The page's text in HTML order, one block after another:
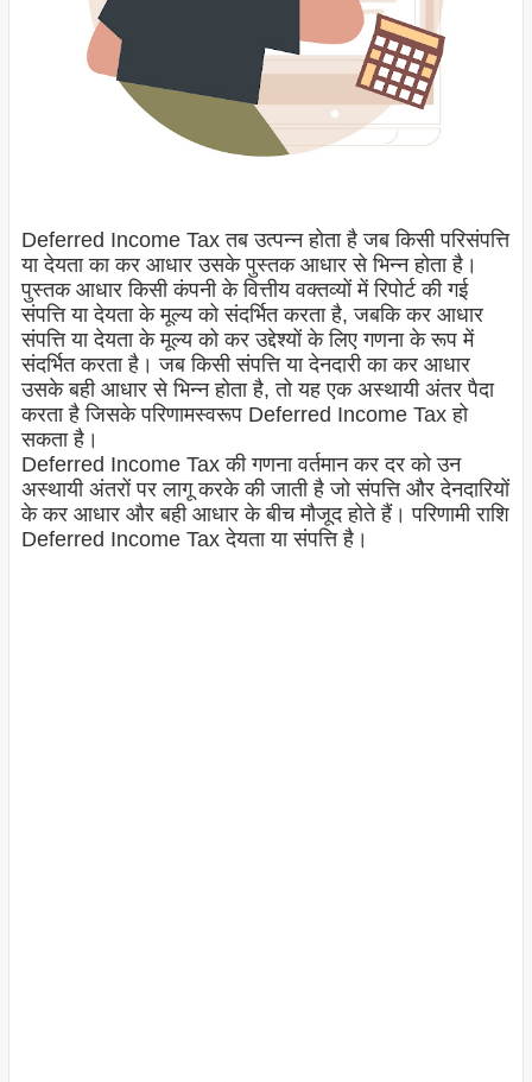
Deferred Income Tax तब उत्पन्न होता है जब किसी परिसंपत्ति
या देयता का कर आधार उसके पुस्तक आधार से भिन्न होता है।
पुस्तक आधार किसी कंपनी के वित्तीय वक्तव्यों में रिपोर्ट की गई
संपत्ति या देयता के मूल्य को संदर्भित करता है, जबकि कर आधार
संपत्ति या देयता के मूल्य को कर उद्देश्यों के लिए गणना के रूप में
संदर्भित करता है। जब किसी संपत्ति या देनदारी का कर आधार
उसके बही आधार से भिन्न होता है, तो यह एक अस्थायी अंतर पैदा
करता है जिसके परिणामस्वरूप Deferred Income Tax हो
सकता है।
Deferred Income Tax की गणना वर्तमान कर दर को उन
अस्थायी अंतरों पर लागू करके की जाती है जो संपत्ति और देनदारियों
के कर आधार और बही आधार के बीच मौजूद होते हैं। परिणामी राशि
Deferred Income Tax देयता या संपत्ति है।